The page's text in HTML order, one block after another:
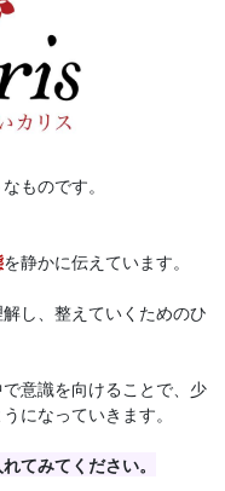
ものです。
を静かに伝えています。
し、整えていくためのひ
意識を向けることで、少
になっていきます。
てみてください。